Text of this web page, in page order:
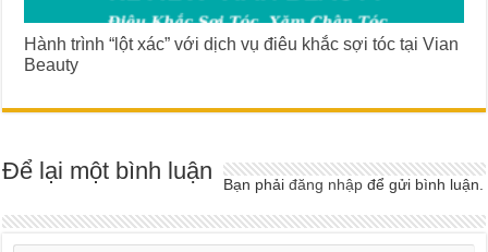
Hành trình “lột xác” với dịch vụ điêu khắc sợi tóc tại Vian
Beauty
Để lại một bình luận Bạn phảiđăng nhập để gửi bình luận.